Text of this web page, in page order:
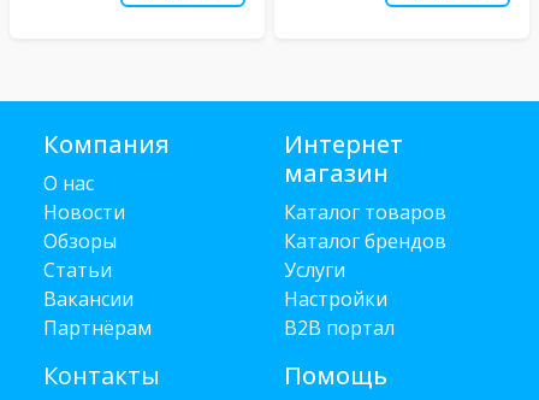
Компания
О нас
Новости
Обзоры
Статьи
Вакансии
Партнёрам
Контакты
Интернет
магазин
Каталог товаров
Каталог брендов
Услуги
Настройки
B2B портал
Помощь